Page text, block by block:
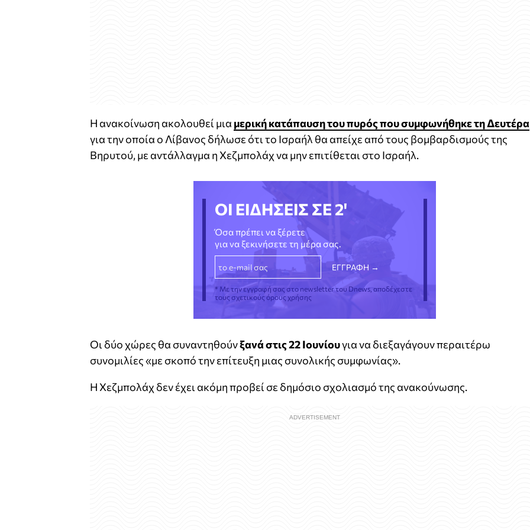
Η ανακοίνωση ακολουθεί μια μερική κατάπαυση του πυρός που συμφωνήθηκε τη Δευτέρα
για την οποία ο Λίβανος δήλωσε ότι το Ισραήλ θα απείχε από τους βομβαρδισμούς της
Βηρυτού, με αντάλλαγμα η Χεζμπολάχ να μην επιτίθεται στο Ισραήλ.
ΟΙ ΕΙΔΗΣΕΙΣ ΣΕ 2'
Όσα πρέπει να ξέρετε
για να ξεκινήσετε τη μέρα σας.
* Με την εγγραφή σας στο newsletter του Dnews, αποδέχεστε
τους σχετικούς όρους χρήσης
Οι δύο χώρες θα συναντηθούνξανά στις 22 Ιουνίουγια να διεξαγάγουν περαιτέρω
συνομιλίες «με σκοπό την επίτευξη μιας συνολικής συμφωνίας».
Η Χεζμπολάχ δεν έχει ακόμη προβεί σε δημόσιο σχολιασμό της ανακούνωσης.